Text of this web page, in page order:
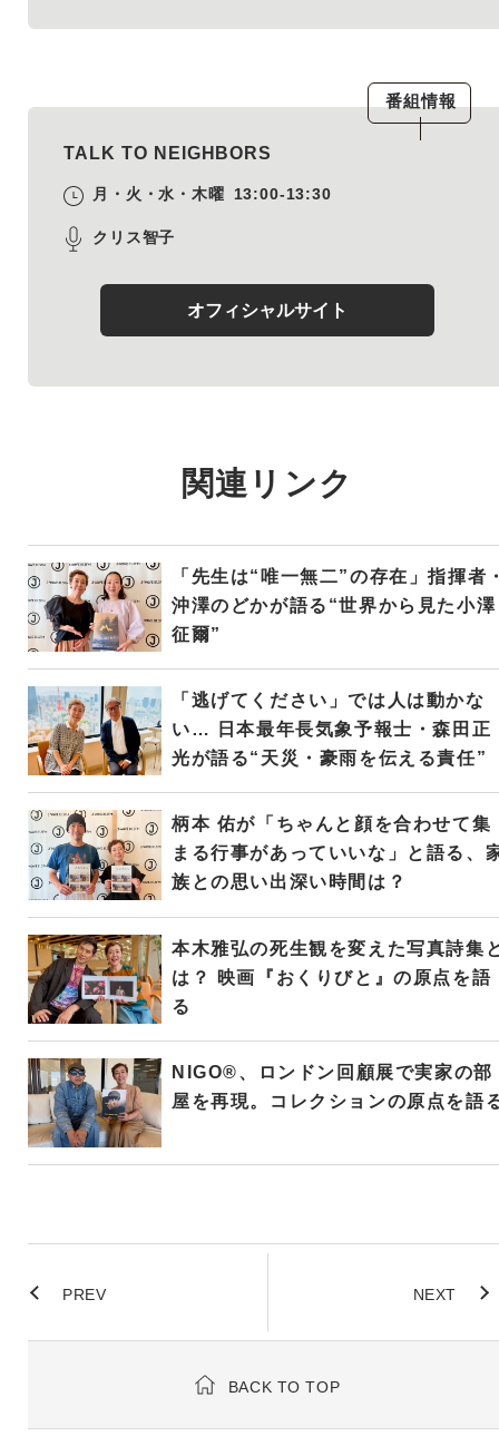
番組情報
TALK TO NEIGHBORS
月・火・水・木曜 13:00-13:30
クリス智子
オフィシャルサイト
関連リンク
「先生は“唯一無二”の存在」指揮者
沖澤のどかが語る“世界から見た小澤
征爾”
「逃げてください」では人は動かな
い… 日本最年長気象予報士・森田正
光が語る“天災・豪雨を伝える責任”
柄本 佑が「ちゃんと顔を合わせて集
まる行事があっていいな」と語る、
族との思い出深い時間は？
本木雅弘の死生観を変えた写真詩集
は？ 映画『おくりびと』の原点を語
る
NIGO®、ロンドン回顧展で実家の部
屋を再現。コレクションの原点を語
PREV NEXT
BACK TO TOP